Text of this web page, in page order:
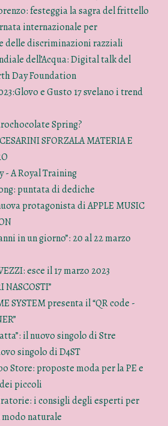
festeggia la sagra del frittello
internazionale per
delle discriminazioni razziali
dell’Acqua: Digital talk del
Day Foundation
e Gusto 17 svelano i trend
Spring?
SFORZALA MATERIA E
- A Royal Training
puntata di dediche
protagonista di APPLE MUSIC
in un giorno”: 20 al 22 marzo
esce il 17 marzo 2023
NASCOSTI”
SYSTEM presenta il “QR code -
il nuovo singolo di Stre
singolo di D4ST
Store: proposte moda per la PE e
piccoli
i consigli degli esperti per
naturale